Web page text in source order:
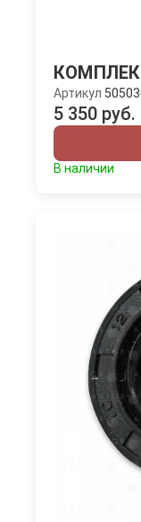
Артикул
5 350 руб.
В наличии